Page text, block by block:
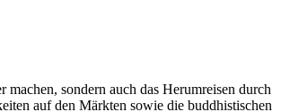
sondern auch das Herumreisen durch
auf den Märkten sowie die buddhistischen